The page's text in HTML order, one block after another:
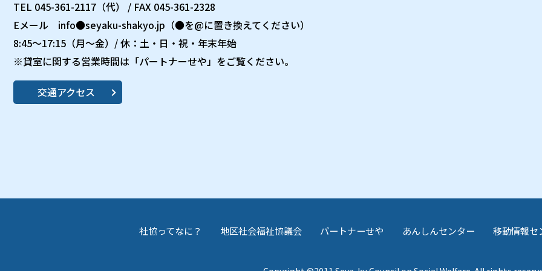
TEL 045-361-2117（代） / FAX 045-361-2328
Eメール info●seyaku-shakyo.jp（●を@に置き換えてください）
8:45～17:15（月～金）/ 休：土・日・祝・年末年始
※貸室に関する営業時間は「パートナーせや」をご覧ください。
交通アクセス
社協ってなに？ 地区社会福祉協議会 パートナーせや あんしんセンター 移動情報セ